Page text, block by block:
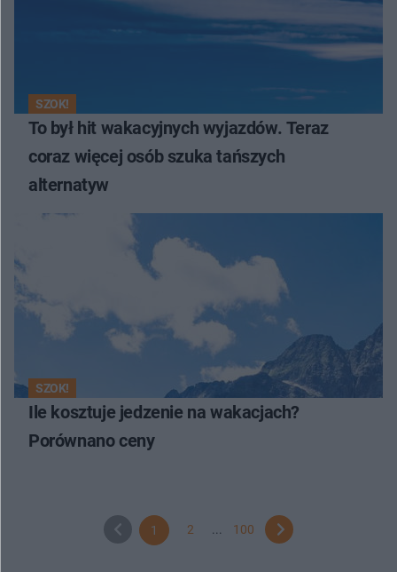
SZOK!
To był hit wakacyjnych wyjazdów. Teraz
coraz więcej osób szuka tańszych
alternatyw
SZOK!
Ile kosztuje jedzenie na wakacjach?
Porównano ceny
1 2 100